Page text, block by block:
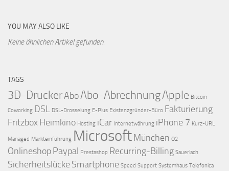
YOU MAY ALSO LIKE
Keine ähnlichen Artikel gefunden.
TAGS
3D-DruckerAboAbo-AbrechnungApple Bitcoin
Coworking DSL DSL-Drosselung E-Plus Existenzgründer-Büro Fakturierung
FritzboxHeimkino Hosting iCar Internetwährung iPhone 7 Kurz-URL
Managed Markteinführung MicrosoftMünchen O2
OnlineshopPaypal Prestashop Recurring-Billing Sauerlach
Sicherheitslücke Smartphone Speed Support Systemhaus Telefonica